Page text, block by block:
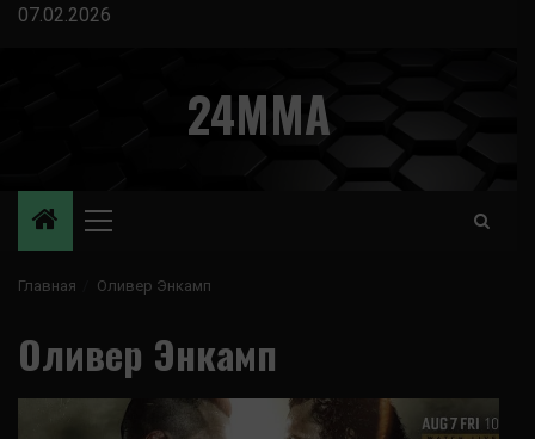
Перейти
07.02.2026
24MMA
Основное
Главная Оливер Энкамп
Оливер Энкамп